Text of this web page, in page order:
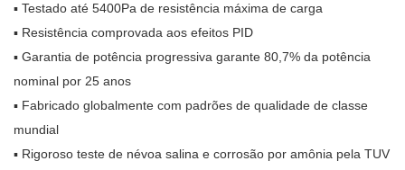
▪ Testado até 5400Pa de resistência máxima de carga
▪ Resistência comprovada aos efeitos PID
▪ Garantia de potência progressiva garante 80,7% da potência
nominal por 25 anos
▪ Fabricado globalmente com padrões de qualidade de classe
mundial
▪ Rigoroso teste de névoa salina e corrosão por amônia pela TUV